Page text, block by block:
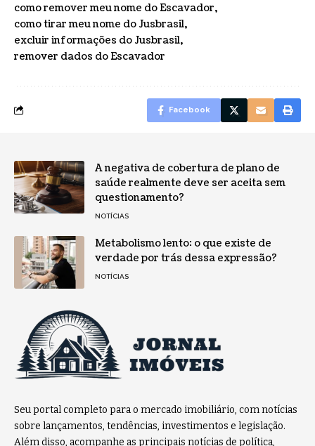
como remover meu nome do Escavador
como tirar meu nome do Jusbrasil
excluir informações do Jusbrasil
remover dados do Escavador
Facebook
A negativa de cobertura de plano de
saúde realmente deve ser aceita sem
questionamento?
NOTÍCIAS
Metabolismo lento: o que existe de
verdade por trás dessa expressão?
NOTÍCIAS
Seu portal completo para o mercado imobiliário, com notícias
sobre lançamentos, tendências, investimentos e legislação.
Além disso, acompanhe as principais notícias de política,